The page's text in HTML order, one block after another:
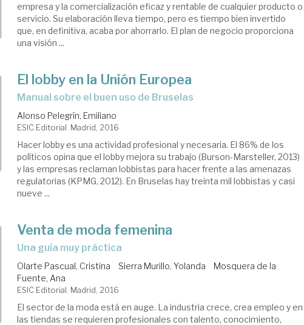
empresa y la comercialización eficaz y rentable de cualquier producto o
servicio. Su elaboración lleva tiempo, pero es tiempo bien invertido
que, en definitiva, acaba por ahorrarlo. El plan de negocio proporciona
una visión ...
El lobby en la Unión Europea
manual sobre el buen uso de Bruselas
Alonso Pelegrín, Emiliano
ESIC Editorial. Madrid, 2016
Hacer lobby es una actividad profesional y necesaria. El 86% de los
políticos opina que el lobby mejora su trabajo (Burson-Marsteller, 2013)
y las empresas reclaman lobbistas para hacer frente a las amenazas
regulatorias (KPMG, 2012). En Bruselas hay treinta mil lobbistas y casi
nueve ...
Venta de moda femenina
una guía muy práctica
Olarte Pascual, Cristina Sierra Murillo, Yolanda
Mosquera de la
Fuente, Ana
ESIC Editorial. Madrid, 2016
El sector de la moda está en auge. La industria crece, crea empleo y en
las tiendas se requieren profesionales con talento, conocimiento,